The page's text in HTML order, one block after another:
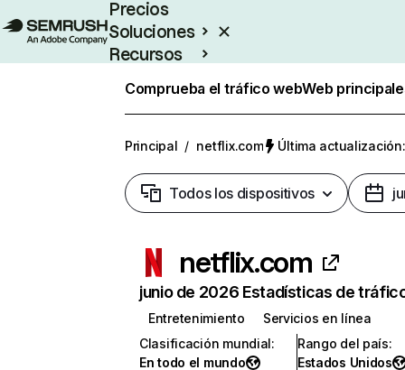
Precios
Soluciones
Recursos
Comprueba el tráfico webWeb
Principal / netflix.com Última
Todos los dispositivos
netflix.com
junio de 2026 Estadísticas de
Entretenimiento
Servicios en línea
Clasificación mundial:
En todo el mundo
Rango del país:
Estados Unidos